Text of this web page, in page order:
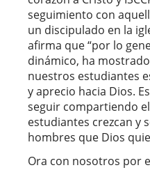
seguimiento con
un discipulado en la
afirma que “por lo
dinámico, ha
nuestros estudiantes
y aprecio hacia Dios.
seguir compartiendo
estudiantes crezcan y
hombres que Dios
Ora con nosotros por